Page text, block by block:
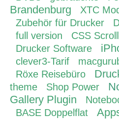
Brandenburg XTC
Zubehör für Drucker
full version
CSS
Drucker Software
clever3-Tarif
Röxe Reisebüro
theme Shop Power
Gallery Plugin
BASE Doppelflat